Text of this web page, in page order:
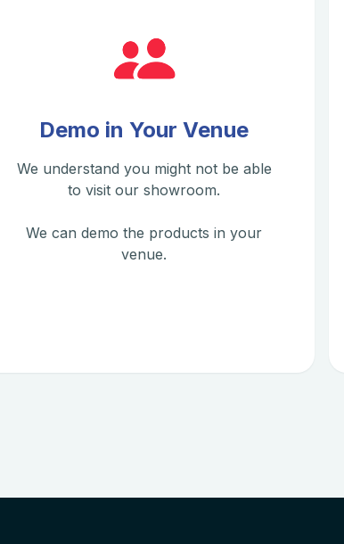
Demo in Your Venue
We understand you might not be able
to visit our showroom.
We can demo the products in your
venue.